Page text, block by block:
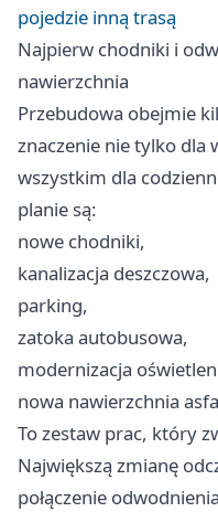
pojedzie inną trasą
Najpierw chodniki i
nawierzchnia
Przebudowa obejmie
znaczenie nie tylko dla
wszystkim dla
planie są:
nowe chodniki,
kanalizacja deszczowa,
parking,
zatoka autobusowa,
modernizacja
nowa nawierzchnia
To zestaw prac, który
Największą zmianę
połączenie